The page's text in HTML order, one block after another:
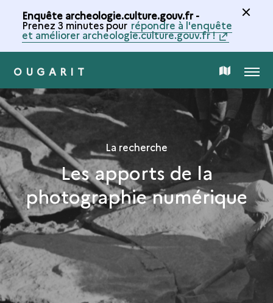
Enquête archeologie.culture.gouv.fr -
Prenez 3 minutes pour répondre à l'enquête
et améliorer archeologie.culture.gouv.fr !
OUGARIT CARTE
DE
LA
COLLECTION
MENU
La recherche
Les apports de la
photographie numérique